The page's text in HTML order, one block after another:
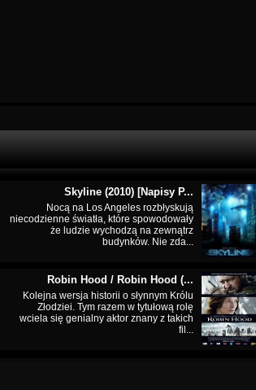
Skyline (2010) [Napisy P...
Nocą na Los Angeles rozbłyskują
niecodzienne światła, które spowodowały
że ludzie wychodzą na zewnątrz
budynków. Nie zda...
Robin Hood / Robin Hood (...
Kolejna wersja historii o słynnym Królu
Złodziei. Tym razem w tytułową rolę
wciela się genialny aktor znany z takich
fil...